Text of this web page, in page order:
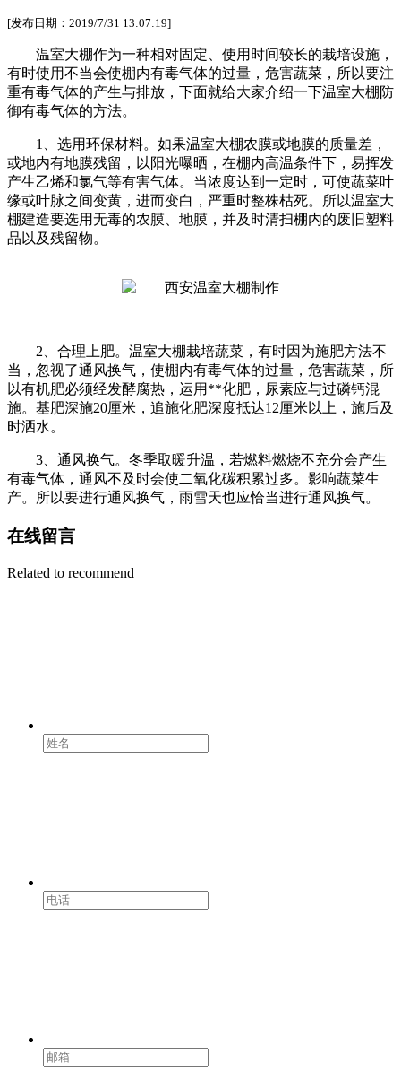
[发布日期：2019/7/31 13:07:19]
温室大棚作为一种相对固定、使用时间较长的栽培设施，
有时使用不当会使棚内有毒气体的过量，危害蔬菜，所以要注
重有毒气体的产生与排放，下面就给大家介绍一下温室大棚防
御有毒气体的方法。
1、选用环保材料。如果温室大棚农膜或地膜的质量差，
或地内有地膜残留，以阳光曝晒，在棚内高温条件下，易挥发
产生乙烯和氯气等有害气体。当浓度达到一定时，可使蔬菜叶
缘或叶脉之间变黄，进而变白，严重时整株枯死。所以温室大
棚建造要选用无毒的农膜、地膜，并及时清扫棚内的废旧塑料
品以及残留物。
2、合理上肥。温室大棚栽培蔬菜，有时因为施肥方法不
当，忽视了通风换气，使棚内有毒气体的过量，危害蔬菜，所
以有机肥必须经发酵腐热，运用**化肥，尿素应与过磷钙混
施。基肥深施20厘米，追施化肥深度抵达12厘米以上，施后及
时洒水。
3、通风换气。冬季取暖升温，若燃料燃烧不充分会产生
有毒气体，通风不及时会使二氧化碳积累过多。影响蔬菜生
产。所以要进行通风换气，雨雪天也应恰当进行通风换气。
在线留言
Related to recommend